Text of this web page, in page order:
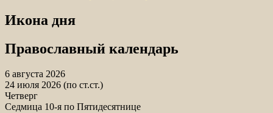
Икона дня
Православный календарь
6 августа 2026
24 июля 2026 (по ст.ст.)
Четверг
Седмица 10-я по Пятидесятнице